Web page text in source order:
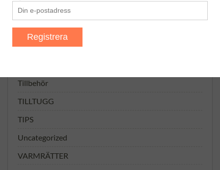
GRÖNSAKER
MELLANMÅL
SÅSER
Tillbehör
TILLTUGG
TIPS
Uncategorized
VARMRÄTTER